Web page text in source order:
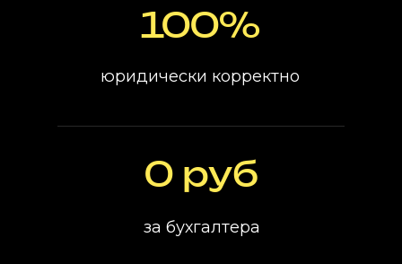
юридически корректно
100%
за бухгалтера
0 руб